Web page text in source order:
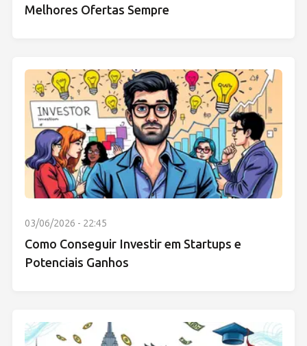
Melhores Ofertas Sempre
03/06/2026 - 22:45
Como Conseguir Investir em Startups e
Potenciais Ganhos